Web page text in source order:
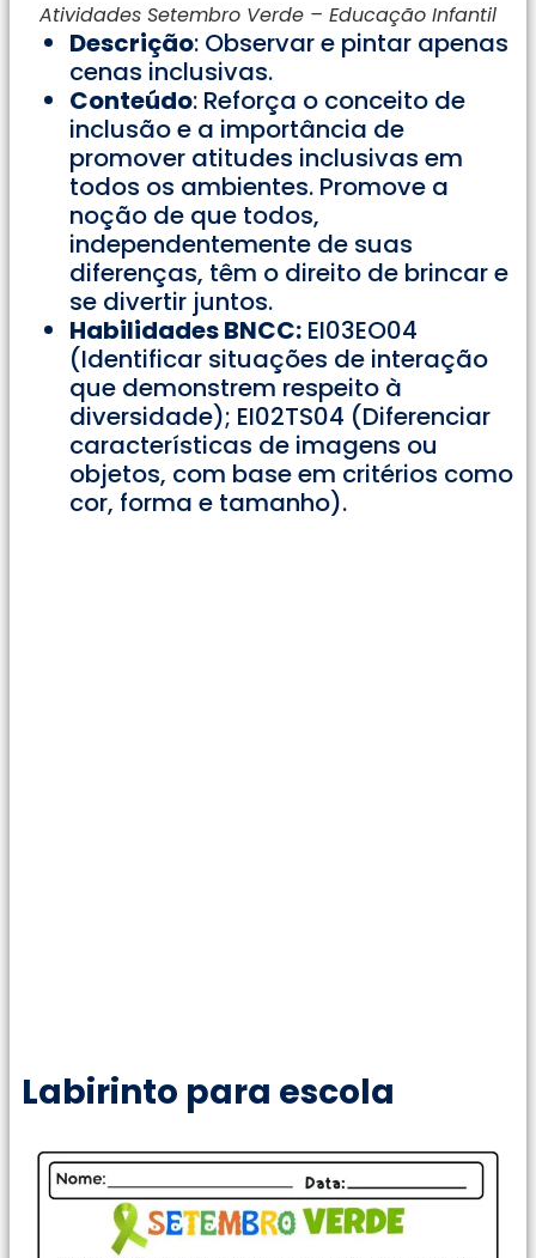
Atividades Setembro Verde – Educação Infantil
Descrição: Observar e pintar apenas
cenas inclusivas.
Conteúdo: Reforça o conceito de
inclusão e a importância de
promover atitudes inclusivas em
todos os ambientes. Promove a
noção de que todos,
independentemente de suas
diferenças, têm o direito de brincar e
se divertir juntos.
Habilidades BNCC: EI03EO04
(Identificar situações de interação
que demonstrem respeito à
diversidade); EI02TS04 (Diferenciar
características de imagens ou
objetos, com base em critérios como
cor, forma e tamanho).
Labirinto para escola